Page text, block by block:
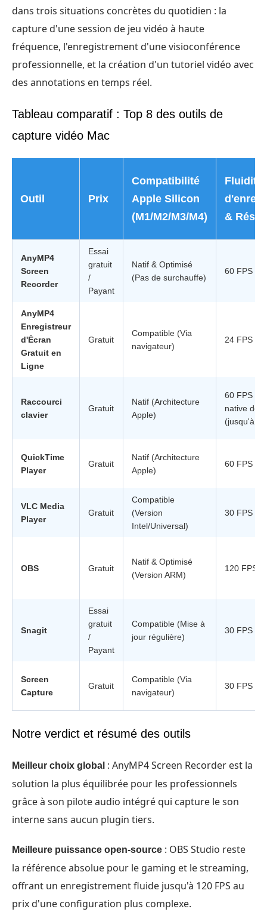
dans trois situations concrètes du quotidien : la
capture d'une session de jeu vidéo à haute
fréquence, l'enregistrement d'une visioconférence
professionnelle, et la création d'un tutoriel vidéo avec
des annotations en temps réel.
Tableau comparatif : Top 8 des outils de
capture vidéo Mac
Outil Prix
Compatibilité
Apple Silicon
(M1/M2/M3/M4)
Fluidité
&
AnyMP4
Screen
Recorder
Essai
gratuit
/
Payant
Natif & Optimisé
(Pas de surchauffe)
60 FPS /
AnyMP4
Enregistreur
d'Écran
Gratuit en
Ligne
Gratuit
Compatible (Via
navigateur)
24 FPS /
Raccourci
clavier
Gratuit
Natif (Architecture
Apple)
60 FPS /
native de
(jusqu'à
QuickTime
Player
Gratuit
Natif (Architecture
Apple)
60 FPS /
VLC Media
Player
Gratuit
Compatible
(Version
Intel/Universal)
30 FPS /
OBS Gratuit
Natif & Optimisé
(Version ARM)
120 FPS /
Snagit
Essai
gratuit
/
Payant
Compatible (Mise à
jour régulière)
30 FPS /
Screen
Capture
Gratuit
Compatible (Via
navigateur)
30 FPS /
Notre verdict et résumé des outils
Meilleur choix global : AnyMP4 Screen Recorder est la
solution la plus équilibrée pour les professionnels
grâce à son pilote audio intégré qui capture le son
interne sans aucun plugin tiers.
Meilleure puissance open-source : OBS Studio reste
la référence absolue pour le gaming et le streaming,
offrant un enregistrement fluide jusqu'à 120 FPS au
prix d'une configuration plus complexe.